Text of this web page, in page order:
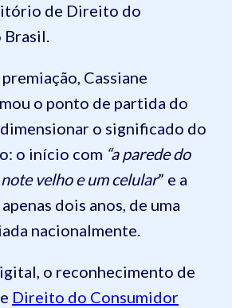
de Direito do
Brasil.
Cassiane
o ponto de partida do
o significado do
o início com “a parede do
velho e um celular” e a
dois anos, de uma
nacionalmente.
o reconhecimento de
Direito do Consumidor